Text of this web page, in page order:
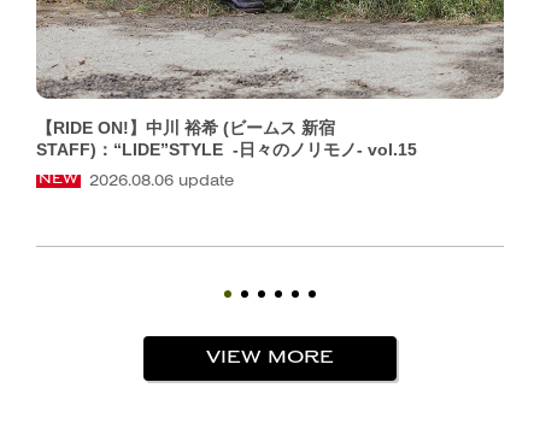
【RIDE ON!】中川 裕希 (ビームス 新宿
STAFF)：“LIDE”STYLE -日々のノリモノ- vol.15
NEW 2026.08.06 update
VIEW MORE